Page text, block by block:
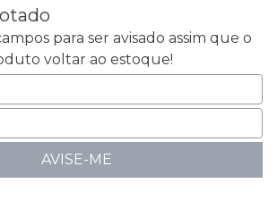
para ser avisado assim que o
voltar ao estoque!
AVISE-ME